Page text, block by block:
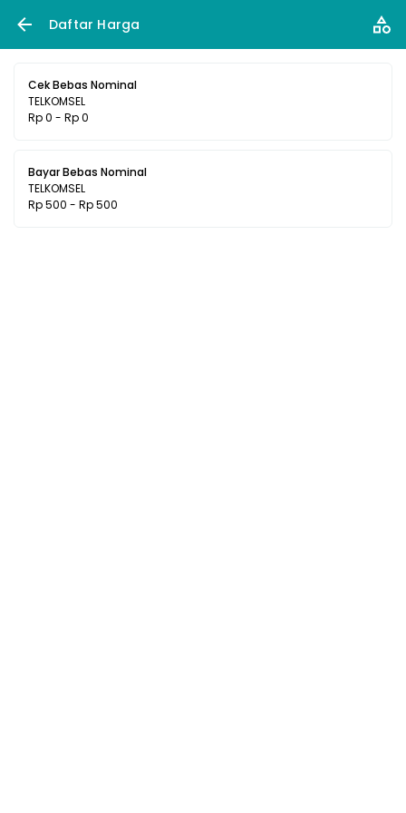
Daftar Harga
Cek Bebas Nominal
TELKOMSEL
Rp 0 - Rp 0
Bayar Bebas Nominal
TELKOMSEL
Rp 500 - Rp 500